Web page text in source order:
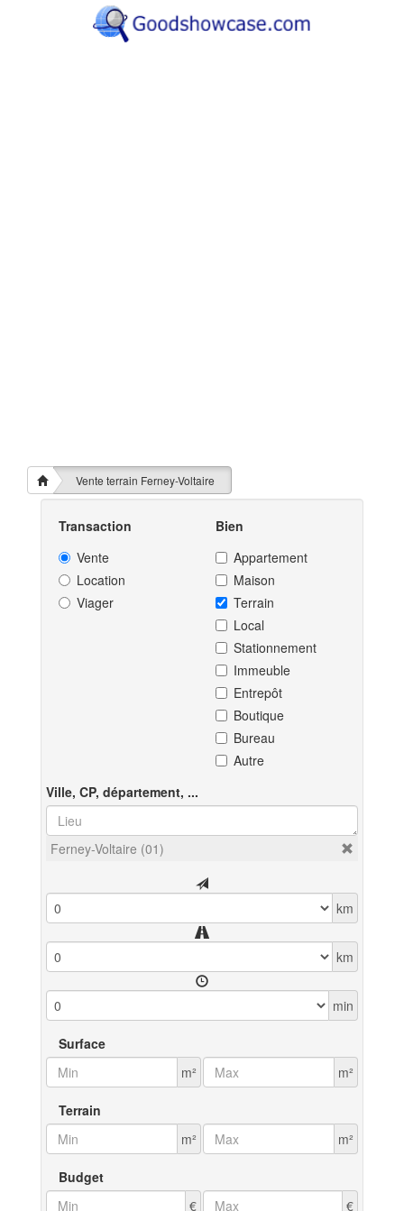
Vente terrain Ferney-Voltaire
Transaction
Vente
Location
Viager
Bien
Appartement
Maison
Terrain
Local
Stationnement
Immeuble
Entrepôt
Boutique
Bureau
Autre
Ville, CP, département, ...
Ferney-Voltaire (01)
km
km
min
Surface
m²
m²
Terrain
m²
m²
Budget
€
€